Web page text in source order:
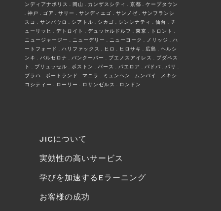
ンディアナポリス . 岡山 . カンザスシティ . 京都 . ケープタウン
. 神戸 . ゴア . サリー . サンディエゴ . サンノゼ . サンフランシ
スコ . サンパウロ . シアトル . シカゴ . シンシナティ . 仙台 . チ
ューリッヒ . デトロイト . デュッセルドルフ . 東京 . トロント .
ニュージャージー . ニューデリー . ニューヨーク . ノリッジ . ハ
ートフォード . ハリファックス . ヒロ . ヒロサキ . 広島 . ヘルシ
ンキ . バルセロナ . バンクーバー . ブエノスアイレス . ブダペス
ト . ブリュッセル . ボストン . パース . パエロア . パドバ . パリ .
プラハ . ポートランド . マニラ . ミュンヘン . ムンバイ . メキシ
コシティー . ローリー . ロサンゼルス . ロンドン
JICについて
実効性の高いサービス
学びを加速するEラーニング
お客様の成功